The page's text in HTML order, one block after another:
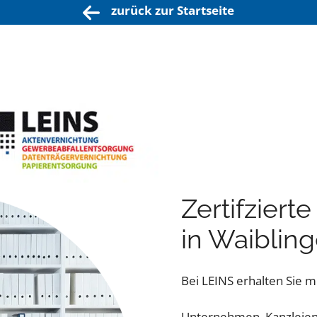
zurück zur Startseite
in
Bei LEINS erhalten Sie